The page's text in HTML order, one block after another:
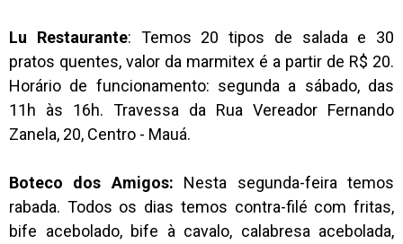
Lu Restaurante: Temos 20 tipos de salada e 30
pratos quentes, valor da marmitex é a partir de R$ 20.
Horário de funcionamento: segunda a sábado, das
11h às 16h. Travessa da Rua Vereador Fernando
Zanela, 20, Centro - Mauá.
Boteco dos Amigos: Nesta segunda-feira temos
rabada. Todos os dias temos contra-filé com fritas,
bife acebolado, bife à cavalo, calabresa acebolada,